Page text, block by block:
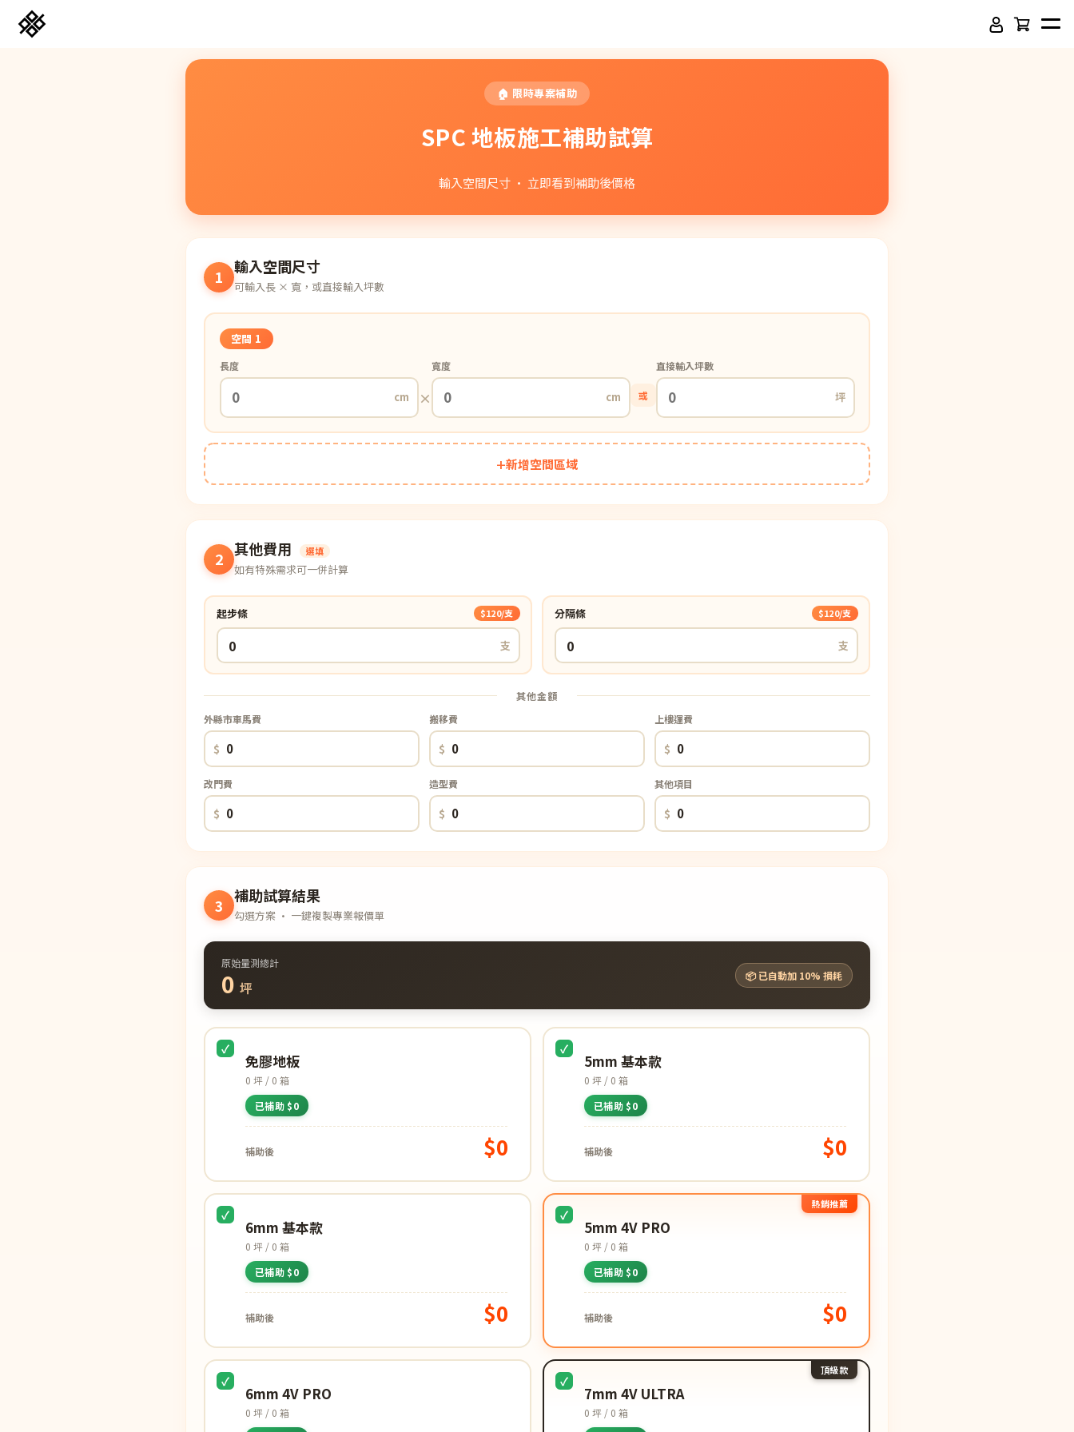
免膠科技木紋地板
PVC塑膠地板
高密度隔音毯
韓國水貼壁紙
紐西蘭羊毛地毯 科技地毯
嬰幼兒爬爬地墊
方塊壓縮沙發 大白熊懶人沙發
SPC石塑地板知識 超耐磨木地板知識
油漆DIY 房間油漆
🏠 限時專案補助
SPC 地板施工補助試算
輸入空間尺寸 · 立即看到補助後價格
1 輸入空間尺寸
可輸入長 × 寬，或直接輸入坪數
空間 1
長度
cm ×
寬度
cm 或
直接輸入坪數
坪
+新增空間區域
2
其他費用 選填
如有特殊需求可一併計算
起步條 $120/支
支
分隔條 $120/支
支
其他金額
外縣市車馬費
$
搬移費
$
上樓運費
$
改門費
$
造型費
$
其他項目
$
3 補助試算結果
勾選方案 · 一鍵複製專業報價單
原始量測總計
0 坪
📦 已自動加 10% 損耗
免膠地板
0 坪 / 0 箱
已補助 $0
補助後 $0
5mm 基本款
0 坪 / 0 箱
已補助 $0
補助後 $0
6mm 基本款
0 坪 / 0 箱
已補助 $0
補助後 $0
熱銷推薦
5mm 4V PRO
0 坪 / 0 箱
已補助 $0
補助後 $0
6mm 4V PRO
0 坪 / 0 箱
頂級款
7mm 4V ULTRA
0 坪 / 0 箱